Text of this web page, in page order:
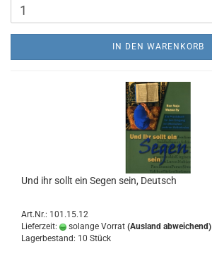
IN DEN WARENKORB
Und ihr sollt ein Segen sein, Deutsch
Art.Nr.: 101.15.12
Lieferzeit:
solange Vorrat (Ausland abweichend)
Lagerbestand: 10 Stück